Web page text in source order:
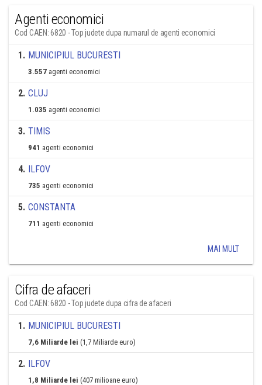
Agenti economici
Cod CAEN: 6820 - Top judete dupa numarul de agenti economici
1. MUNICIPIUL BUCURESTI
3.557 agenti economici
2. CLUJ
1.035 agenti economici
3. TIMIS
941 agenti economici
4. ILFOV
735 agenti economici
5. CONSTANTA
711 agenti economici
MAI MULT
Cifra de afaceri
Cod CAEN: 6820 - Top judete dupa cifra de afaceri
1. MUNICIPIUL BUCURESTI
7,6 Miliarde lei (1,7 Miliarde euro)
2. ILFOV
1,8 Miliarde lei (407 milioane euro)